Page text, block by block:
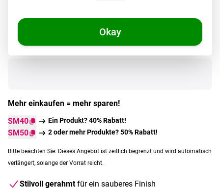
Okay
Auf Lager
Mehr einkaufen = mehr sparen!
SM40
Ein Produkt? 40% Rabatt!
SM50 2 oder mehr Produkte? 50% Rabatt!
Bitte beachten Sie: Dieses Angebot ist zeitlich begrenzt und wird automatisch
verlängert, solange der Vorrat reicht.
Stilvoll gerahmtfür ein sauberes Finish